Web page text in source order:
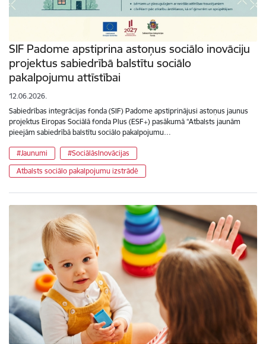
SIF Padome apstiprina astoņus sociālo inovāciju
projektus sabiedrībā balstītu sociālo
pakalpojumu attīstībai
12.06.2026.
Sabiedrības integrācijas fonda (SIF) Padome apstiprinājusi astoņus jaunus
projektus Eiropas Sociālā fonda Plus (ESF+) pasākumā “Atbalsts jaunām
pieejām sabiedrībā balstītu sociālo pakalpojumu…
#Jaunumi
#SociālāsInovācijas
Atbalsts sociālo pakalpojumu izstrādē